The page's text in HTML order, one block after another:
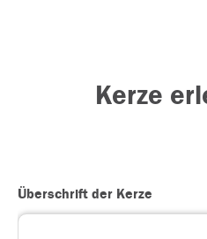
Kerze
Überschrift der Kerze